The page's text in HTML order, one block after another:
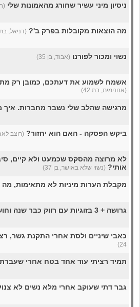
ניסיון מיני עשיר שחורג מהאמונות שלי
מה הוצאות מקובלות בפרק ב'? (דניאל, בת
נשוי ומכור לפורנו (אבוד, בן 35)
אשמח לשמוע את דעתכם, כמובן רק
(אנונימית, בת 42)
מרגישה שהלב שלי נשבר מחברות. איך
ביקש הפסקה - האם הוא יחזור? (רוצב
לא מרוצה מהסקס שכמעט ולא קיים,
אותי? (נשוי שלא באושר, בן 37)
מקבלת הערות מיניות לא מתאימות,
גרושה + 3 בזוגיות עם רווק כבר שנה וחושבת שהוא מתבייש בי
כאבי שיניים ולסת אחרי התקנת גשר,
24)
תמיד רציתי עוד אחד בטח אחרי
גבר דתי שעוקב אחרי מלא נשים לא